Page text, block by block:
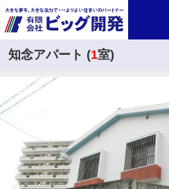
知念アパート (1室)